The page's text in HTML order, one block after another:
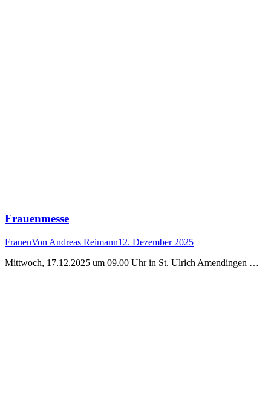
Frauenmesse
FrauenVon Andreas Reimann12. Dezember 2025
Mittwoch, 17.12.2025 um 09.00 Uhr in St. Ulrich Amendingen …